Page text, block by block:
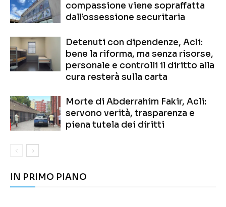
compassione viene sopraffatta
dall’ossessione securitaria
Detenuti con dipendenze, Acli:
bene la riforma, ma senza risorse,
personale e controlli il diritto alla
cura resterà sulla carta
Morte di Abderrahim Fakir, Acli:
servono verità, trasparenza e
piena tutela dei diritti
IN PRIMO PIANO